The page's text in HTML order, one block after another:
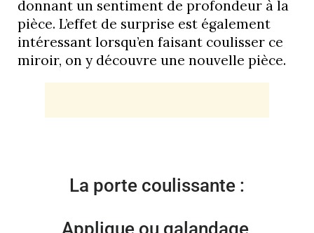
donnant un sentiment de profondeur à la
pièce. L’effet de surprise est également
intéressant lorsqu’en faisant coulisser ce
miroir, on y découvre une nouvelle pièce.
La porte coulissante :
Applique ou galandage